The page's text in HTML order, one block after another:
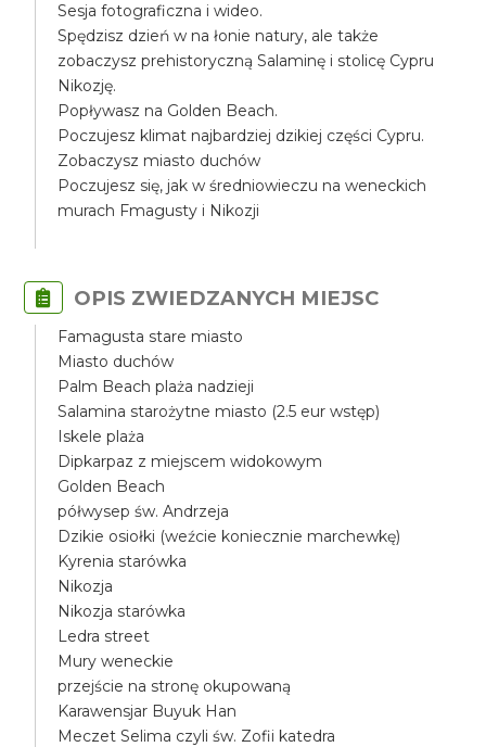
Sesja fotograficzna i wideo.
Spędzisz dzień w na łonie natury, ale także
zobaczysz prehistoryczną Salaminę i stolicę Cypru
Nikozję.
Popływasz na Golden Beach.
Poczujesz klimat najbardziej dzikiej części Cypru.
Zobaczysz miasto duchów
Poczujesz się, jak w średniowieczu na weneckich
murach Fmagusty i Nikozji
OPIS ZWIEDZANYCH MIEJSC
Famagusta stare miasto
Miasto duchów
Palm Beach plaża nadzieji
Salamina starożytne miasto (2.5 eur wstęp)
Iskele plaża
Dipkarpaz z miejscem widokowym
Golden Beach
półwysep św. Andrzeja
Dzikie osiołki (weźcie koniecznie marchewkę)
Kyrenia starówka
Nikozja
Nikozja starówka
Ledra street
Mury weneckie
przejście na stronę okupowaną
Karawensjar Buyuk Han
Meczet Selima czyli św. Zofii katedra